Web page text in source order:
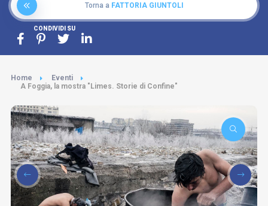
Torna a FATTORIA GIUNTOLI
CONDIVIDI SU
Home
Eventi
A Foggia, la mostra "Limes. Storie di Confine"